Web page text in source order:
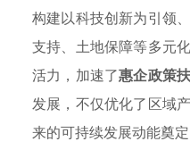
构建以科技创新为引领
支持、土地保障等多元化
活力，加速了惠企政策
发展，不仅优化了区域
来的可持续发展动能奠定